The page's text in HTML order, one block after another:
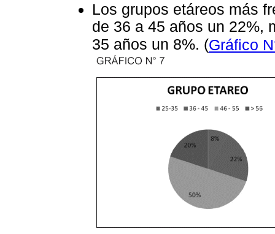
Los grupos etáreos más
de 36 a 45 años un 22%,
35 años un 8%. (Gráfico